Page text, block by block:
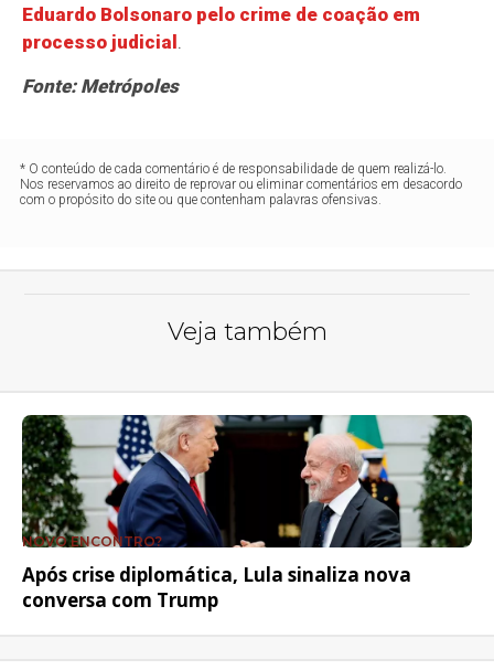
Eduardo Bolsonaro pelo crime de coação em
processo judicial .
Fonte: Metrópoles
* O conteúdo de cada comentário é de responsabilidade de quem realizá-lo.
Nos reservamos ao direito de reprovar ou eliminar comentários em desacordo
com o propósito do site ou que contenham palavras ofensivas.
Veja também
NOVO ENCONTRO?
Após crise diplomática, Lula sinaliza nova
conversa com Trump